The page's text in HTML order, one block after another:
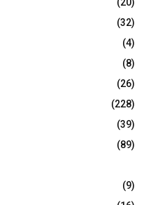
(32)
(4)
(8)
(26)
(228)
(39)
(89)
(9)